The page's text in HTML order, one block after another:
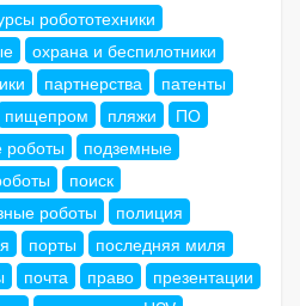
робототехники
охрана и беспилотники
партнерства
патенты
пищепром пляжи
ПО
роботы
подземные
поиск
роботы
полиция
порты
последняя миля
почта право
презентации